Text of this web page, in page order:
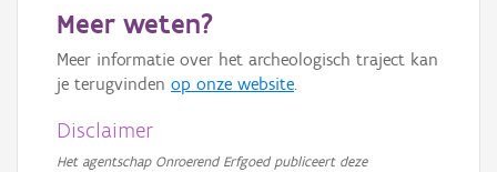
Meer weten?
Meer informatie over het archeologisch traject kan
je terugvinden op onze website.
Disclaimer
Het agentschap Onroerend Erfgoed publiceert deze